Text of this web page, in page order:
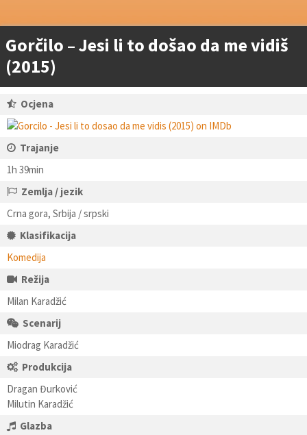
Gorčilo – Jesi li to došao da me vidiš
(2015)
Ocjena
Trajanje
1h 39min
Zemlja / jezik
Crna gora, Srbija / srpski
Klasifikacija
Komedija
Režija
Milan Karadžić
Scenarij
Miodrag Karadžić
Produkcija
Dragan Đurković
Milutin Karadžić
Glazba